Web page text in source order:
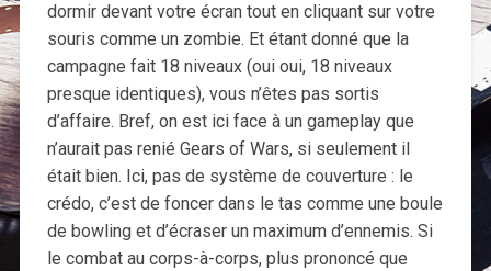
dormir devant votre écran tout en cliquant sur votre
souris comme un zombie. Et étant donné que la
campagne fait 18 niveaux (oui oui, 18 niveaux
presque identiques), vous n’êtes pas sortis
d’affaire. Bref, on est ici face à un gameplay que
n’aurait pas renié Gears of Wars, si seulement il
était bien. Ici, pas de système de couverture : le
crédo, c’est de foncer dans le tas comme une boule
de bowling et d’écraser un maximum d’ennemis. Si
le combat au corps-à-corps, plus prononcé que